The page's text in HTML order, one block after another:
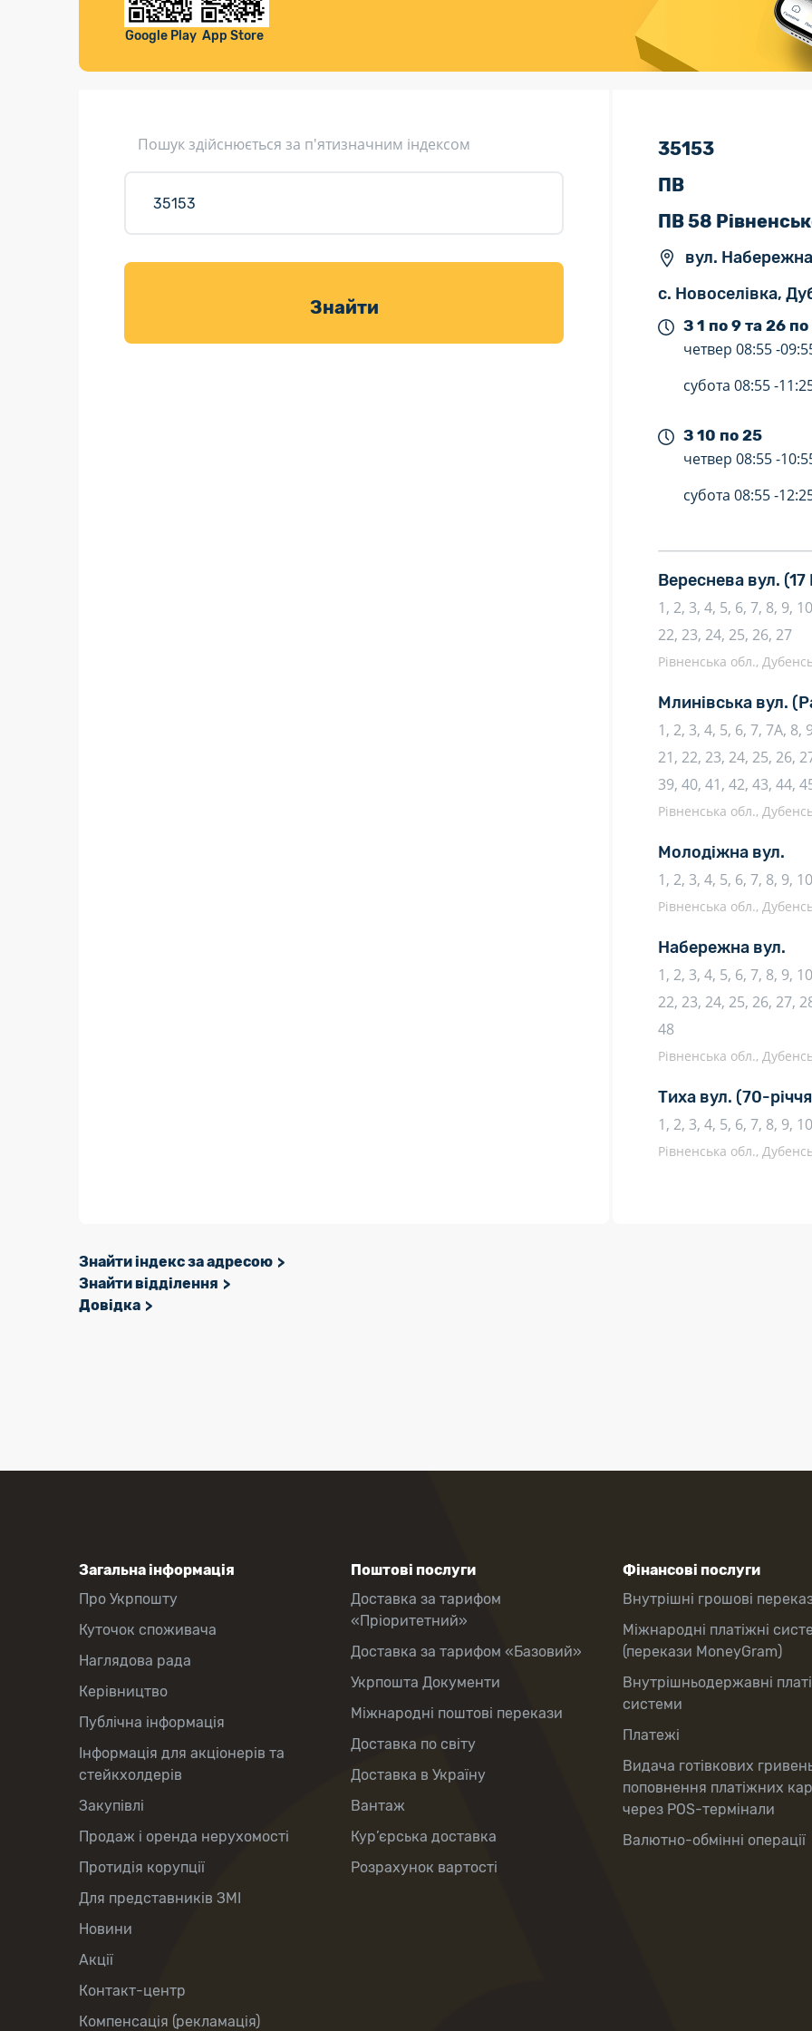
Листи та листівки
Доставка товарів для саду
Валютно-обмінні операції
Google Play App Store
Пошук здійснюється за п'ятизначним індексом
Знайти
35153
ПВ
ПВ 58
вул. Набережна
с. Новоселівка,
З 1 по 9 та 26 по
четвер 08:55 -
субота 08:55 -
З 10 по 25
четвер 08:55 -
субота 08:55 -
Вереснева вул. (17
1, 2, 3, 4, 5, 6, 7, 8, 9,
22, 23, 24, 25, 26, 27
Рівненська обл.,
Млинівська вул.
1, 2, 3, 4, 5, 6, 7, 7А, 8,
21, 22, 23, 24, 25, 26,
39, 40, 41, 42, 43, 44,
Рівненська обл.,
Молодіжна вул.
1, 2, 3, 4, 5, 6, 7, 8, 9,
Рівненська обл.,
Набережна вул.
1, 2, 3, 4, 5, 6, 7, 8, 9,
22, 23, 24, 25, 26, 27,
48
Рівненська обл.,
Тиха вул. (70-
1, 2, 3, 4, 5, 6, 7, 8, 9,
Рівненська обл.,
Знайти індекс за адресою
Знайти відділення
Довідка
Загальна інформація
Про Укрпошту
Куточок споживача
Наглядова рада
Керівництво
Публічна інформація
Інформація для акціонерів та
стейкхолдерів
Закупівлі
Продаж і оренда нерухомості
Протидія корупції
Для представників ЗМІ
Новини
Акції
Контакт-центр
Компенсація (рекламація)
Поштові послуги
Доставка за тарифом
«Пріоритетний»
Доставка за тарифом «Базовий»
Укрпошта Документи
Міжнародні поштові перекази
Доставка по світу
Доставка в Україну
Вантаж
Кур’єрська доставка
Розрахунок вартості
Фінансові послуги
Внутрішні грошові
Міжнародні платіжні
(перекази MoneyGram)
Внутрішньодержавні
системи
Платежі
Видача готівкових
поповнення платіжних
через POS-термінали
Валютно-обмінні операції